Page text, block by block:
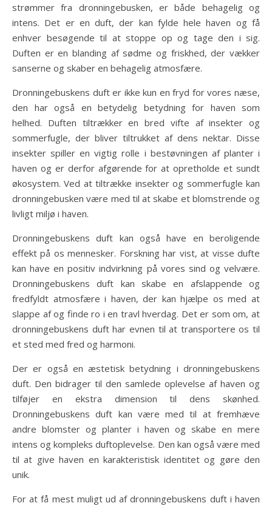
strømmer fra dronningebusken, er både behagelig og
intens. Det er en duft, der kan fylde hele haven og få
enhver besøgende til at stoppe op og tage den i sig.
Duften er en blanding af sødme og friskhed, der vækker
sanserne og skaber en behagelig atmosfære.
Dronningebuskens duft er ikke kun en fryd for vores næse,
den har også en betydelig betydning for haven som
helhed. Duften tiltrækker en bred vifte af insekter og
sommerfugle, der bliver tiltrukket af dens nektar. Disse
insekter spiller en vigtig rolle i bestøvningen af planter i
haven og er derfor afgørende for at opretholde et sundt
økosystem. Ved at tiltrække insekter og sommerfugle kan
dronningebusken være med til at skabe et blomstrende og
livligt miljø i haven.
Dronningebuskens duft kan også have en beroligende
effekt på os mennesker. Forskning har vist, at visse dufte
kan have en positiv indvirkning på vores sind og velvære.
Dronningebuskens duft kan skabe en afslappende og
fredfyldt atmosfære i haven, der kan hjælpe os med at
slappe af og finde ro i en travl hverdag. Det er som om, at
dronningebuskens duft har evnen til at transportere os til
et sted med fred og harmoni.
Der er også en æstetisk betydning i dronningebuskens
duft. Den bidrager til den samlede oplevelse af haven og
tilføjer en ekstra dimension til dens skønhed.
Dronningebuskens duft kan være med til at fremhæve
andre blomster og planter i haven og skabe en mere
intens og kompleks duftoplevelse. Den kan også være med
til at give haven en karakteristisk identitet og gøre den
unik.
For at få mest muligt ud af dronningebuskens duft i haven